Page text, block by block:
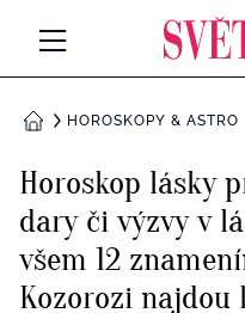
Všechny kategorie
Rozhovory
RETROHUBKY
PSYCHOLOGIE
DOMŮHOROSKOPY & ASTRO
Horoskop lásky
dary či výzvy v
všem 12
Kozorozi najdou